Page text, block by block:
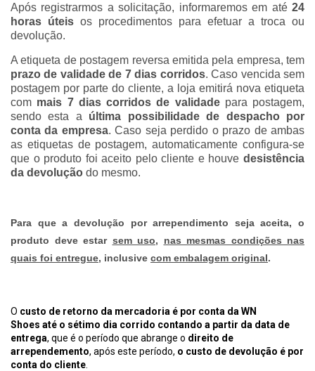
Após registrarmos a solicitação, informaremos em até 24
horas úteis os procedimentos para efetuar a troca ou
devolução.
A etiqueta de postagem reversa emitida pela empresa, tem
prazo de validade de 7 dias corridos. Caso vencida sem
postagem por parte do cliente, a loja emitirá nova etiqueta
com mais 7 dias corridos de validadepara postagem,
sendo esta a última possibilidade de despacho por
conta da empresa. Caso seja perdido o prazo de ambas
as etiquetas de postagem, automaticamente configura-se
que o produto foi aceito pelo cliente e houve desistência
da devolução do mesmo.
Para que a devolução por arrependimento seja aceita, o
produto deve estar sem uso, nas mesmas condições nas
quais foi entregue, inclusive com embalagem original.
O custo de retorno da mercadoria é por conta da WN
Shoes até o sétimo dia corrido contando a partir da data de
entrega, que é o período que abrange o direito de
arrependemento, após este período, o custo de devolução é por
conta do cliente